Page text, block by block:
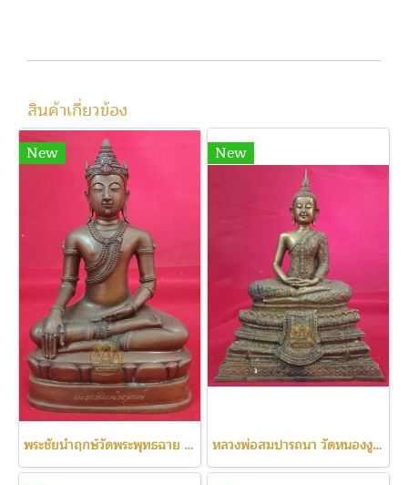
สินค้าเกี่ยวข้อง
New
พระชัยนำฤกษ์วัดพระพุทธฉาย เลข111
New
หลวงพ่อสมปารถนา วัดหนองงูเหลือม